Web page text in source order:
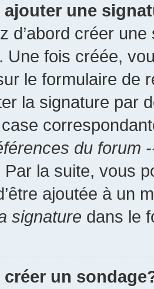
une
d’abord créer
Une fois créée,
le formulaire de
la signature par
du forum
Par la suite, vous
ajoutée à un
signature dans le
un